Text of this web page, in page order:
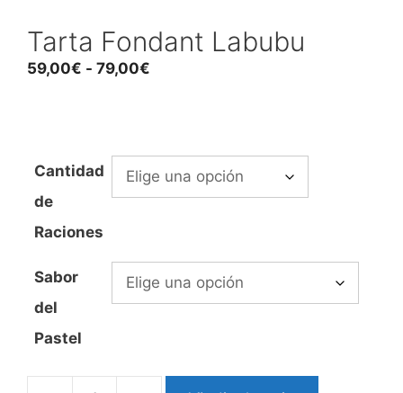
Tarta Fondant Labubu
59,00€ - 79,00€
59,00€
hasta
79,00€
Cantidad
de
Raciones
Sabor
del
Pastel